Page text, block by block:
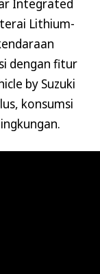
Integrated
Lithium-
dengan fitur
by Suzuki
konsumsi